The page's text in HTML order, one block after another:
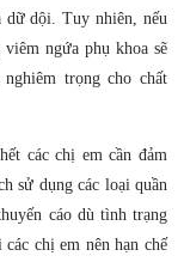
dội. Tuy nhiên, nếu
ngứa phụ khoa sẽ
trọng cho chất
các chị em cần đảm
sử dụng các loại quần
cáo dù tình trạng
chị em nên hạn chế